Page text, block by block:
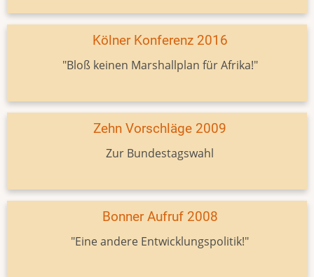
Kölner Konferenz 2016
"Bloß keinen Marshallplan für Afrika!"
Zehn Vorschläge 2009
Zur Bundestagswahl
Bonner Aufruf 2008
"Eine andere Entwicklungspolitik!"